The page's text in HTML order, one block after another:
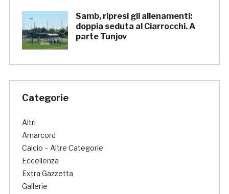
Samb, ripresi gli allenamenti:
doppia seduta al Ciarrocchi. A
parte Tunjov
Categorie
Altri
Amarcord
Calcio – Altre Categorie
Eccellenza
Extra Gazzetta
Gallerie